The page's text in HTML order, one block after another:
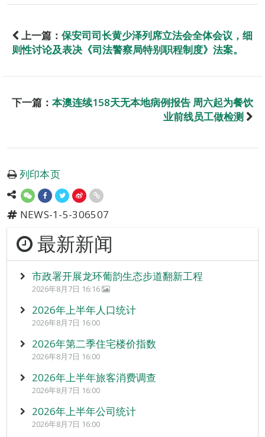
上一篇： 保安司司长黄少泽列席立法会全体会议，细
则性讨论及表决《司法警察局特别职程制度》法案。
下一篇： 本澳连续158天无本地病例报告 周六起为餐饮
业前线员工做检测
列印本页
NEWS-1-5-306507
最新新闻
市政署开展龙环葡韵生态步道翻新工程
2026年8月7日 16:16
2026年上半年人口统计
2026年8月7日 16:00
2026年第二季住宅楼价指数
2026年8月7日 16:00
2026年上半年旅客消费调查
2026年8月7日 16:00
2026年上半年公司统计
2026年8月7日 16:00